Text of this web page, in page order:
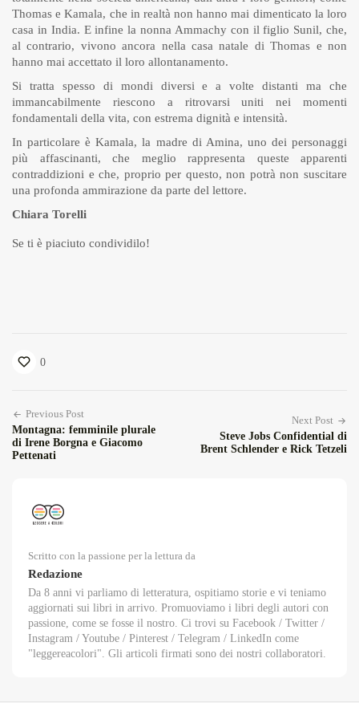
Thomas e Kamala, che in realtà non hanno mai dimenticato la loro
casa in India. E infine la nonna Ammachy con il figlio Sunil, che,
al contrario, vivono ancora nella casa natale di Thomas e non
hanno mai accettato il loro allontanamento.
Si tratta spesso di mondi diversi e a volte distanti ma che
immancabilmente riescono a ritrovarsi uniti nei momenti
fondamentali della vita, con estrema dignità e intensità.
In particolare è Kamala, la madre di Amina, uno dei personaggi
più affascinanti, che meglio rappresenta queste apparenti
contraddizioni e che, proprio per questo, non potrà non suscitare
una profonda ammirazione da parte del lettore.
Chiara Torelli
Se ti è piaciuto condividilo!
0
Previous Post
Montagna: femminile plurale
di Irene Borgna e Giacomo
Pettenati
Next Post
Steve Jobs Confidential di
Brent Schlender e Rick Tetzeli
Scritto con la passione per la lettura da
Redazione
Da 8 anni vi parliamo di letteratura, ospitiamo storie e vi teniamo
aggiornati sui libri in arrivo. Promuoviamo i libri degli autori con
passione, come se fosse il nostro. Ci trovi su Facebook / Twitter /
Instagram / Youtube / Pinterest / Telegram / LinkedIn come
"leggereacolori". Gli articoli firmati sono dei nostri collaboratori.